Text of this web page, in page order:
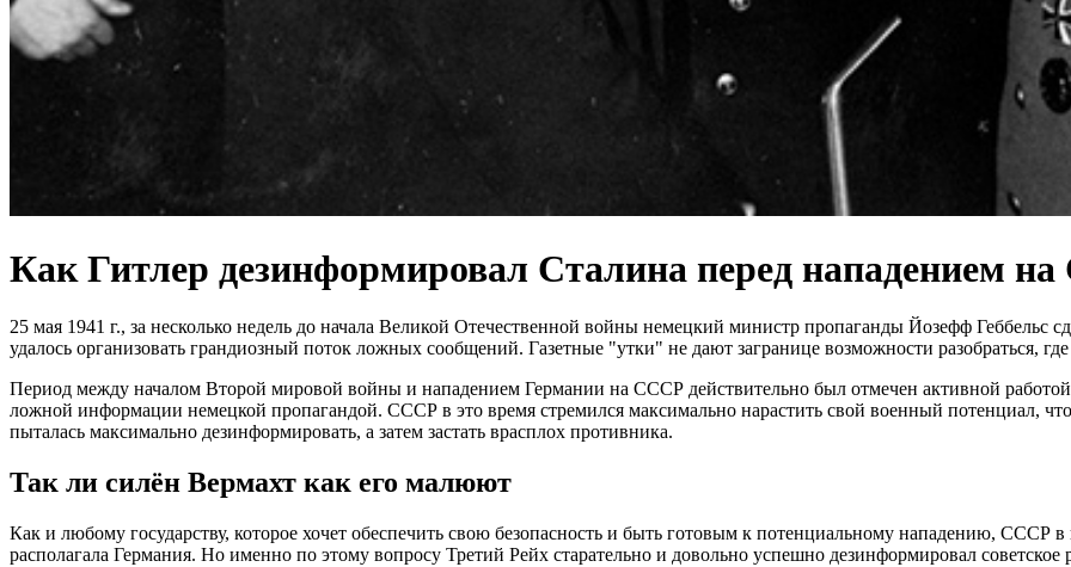
Как Гитлер дезинформировал Сталина перед нападением
25 мая 1941 г., за несколько недель до начала Великой Отечественной войны немецкий министр пропаганды Йозефф Геббельc
удалось организовать грандиозный поток ложных сообщений. Газетные "утки" не дают загранице возможности разобраться,
Период между началом Второй мировой войны и нападением Германии на СССР действительно был отмечен активной работой
ложной информации немецкой пропагандой. СССР в это время стремился максимально нарастить свой военный потенциал,
пыталась максимально дезинформировать, а затем застать врасплох противника.
Так ли силён Вермахт как его малюют
Как и любому государству, которое хочет обеспечить свою безопасность и быть готовым к потенциальному нападению, СССР
располагала Германия. Но именно по этому вопросу Третий Рейх старательно и довольно успешно дезинформировал советское